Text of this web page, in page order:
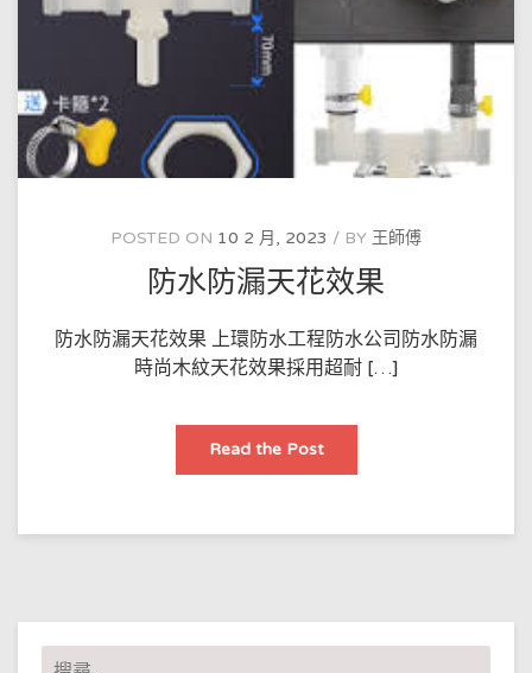
發
及
香
港
防
公
司
和
防
水
程
師
如
何
這
些
術
護
POSTED ON 10 2 月, 2023 BY 王師傅
防水防漏天花效果
防水防漏天花效果 上環防水工程防水公司防水防漏
時尚木紋天花效果採用超耐 […]
Read the Post防
防
花
搜